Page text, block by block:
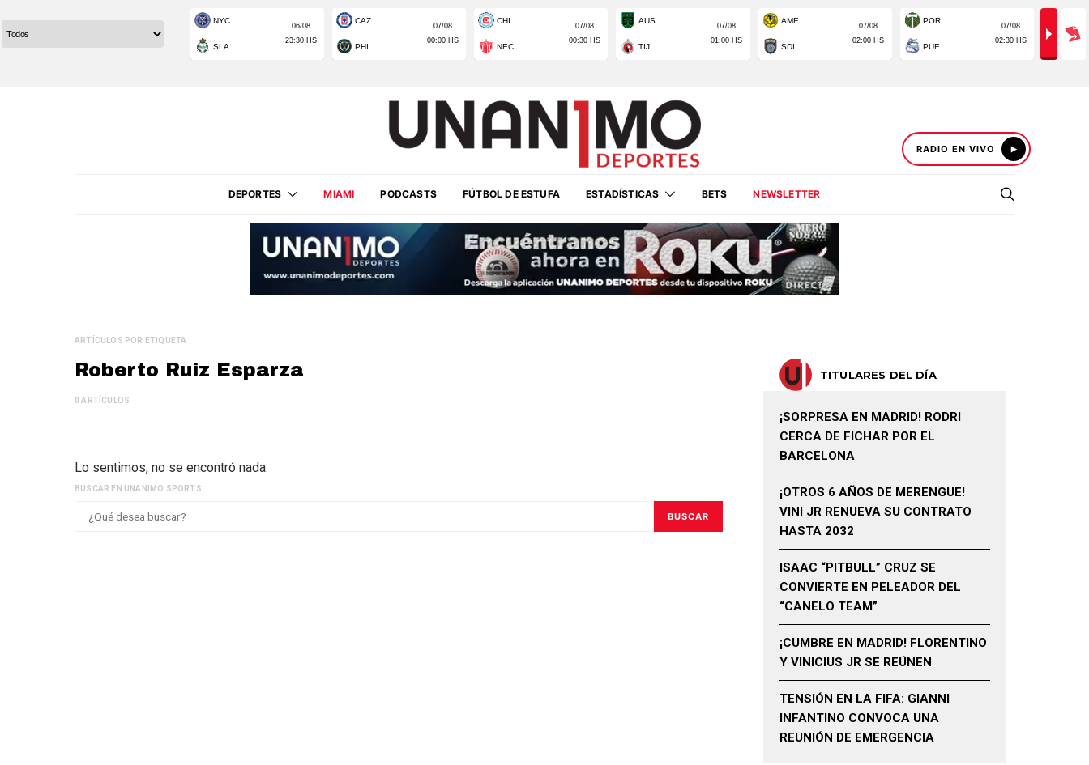
RADIO EN VIVO
DEPORTES MIAMI PODCASTS FÚTBOL DE ESTUFA ESTADÍSTICAS BETS NEWSLETTER
ARTÍCULOS POR ETIQUETA
Roberto Ruiz Esparza
0 ARTÍCULOS
Lo sentimos, no se encontró nada.
BUSCAR EN UNANIMO SPORTS:
BUSCAR
TITULARES DEL DÍA
¡SORPRESA EN MADRID! RODRI
CERCA DE FICHAR POR EL
BARCELONA
¡OTROS 6 AÑOS DE MERENGUE!
VINI JR RENUEVA SU CONTRATO
HASTA 2032
ISAAC “PITBULL” CRUZ SE
CONVIERTE EN PELEADOR DEL
“CANELO TEAM”
¡CUMBRE EN MADRID! FLORENTINO
Y VINICIUS JR SE REÚNEN
TENSIÓN EN LA FIFA: GIANNI
INFANTINO CONVOCA UNA
REUNIÓN DE EMERGENCIA